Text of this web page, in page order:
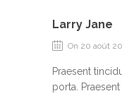
Larry Jane
On 20 août
Praesent
porta.